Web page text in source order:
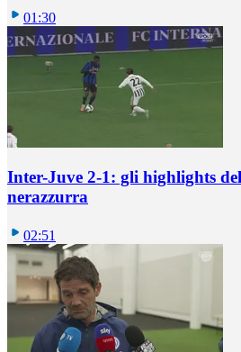
01:30
Inter-Juve 2-1: gli highlights
nerazzurra
02:51